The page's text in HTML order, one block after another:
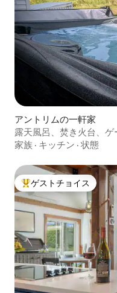
アントリムの一軒家
露天風呂、焚き火台、
家族 · キッチン · 状態
大好評のゲストチョイス
ゲストチョイス